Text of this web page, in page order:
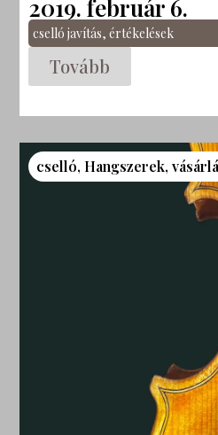
2019. február 6.
cselló javítás,értékelések
Tovább
cselló, Hangszerek,